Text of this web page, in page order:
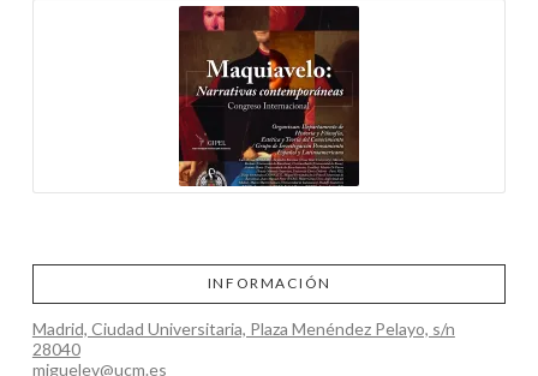
INFORMACIÓN
Madrid, Ciudad Universitaria, Plaza Menéndez Pelayo, s/n
28040
miguelev@ucm.es